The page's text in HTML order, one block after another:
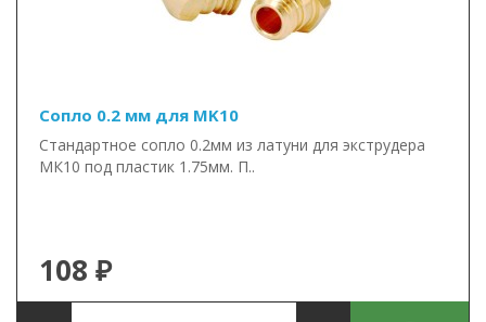
Сопло 0.2 мм для MK10
Стандартное сопло 0.2мм из латуни для экструдера
МК10 под пластик 1.75мм. П..
108 ₽